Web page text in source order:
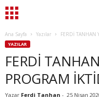
Ana Sayfa Yazılar FERDİ TANHAN
YAZILAR
FERDİ
PROGRAM
Yazar Ferdi Tanhan - 25 Nisan